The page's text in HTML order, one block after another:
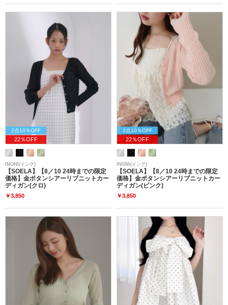
2点10％OFF
22％OFF
INGNI(イング)
【SOELA】【8／10 24時までの限定
価格】金ボタンシアーリブニットカー
ディガン(クロ)
￥3,850
2点10％OFF
22％OFF
INGNI(イング)
【SOELA】【8／10 24時までの限定
価格】金ボタンシアーリブニットカー
ディガン(ピンク)
￥3,850